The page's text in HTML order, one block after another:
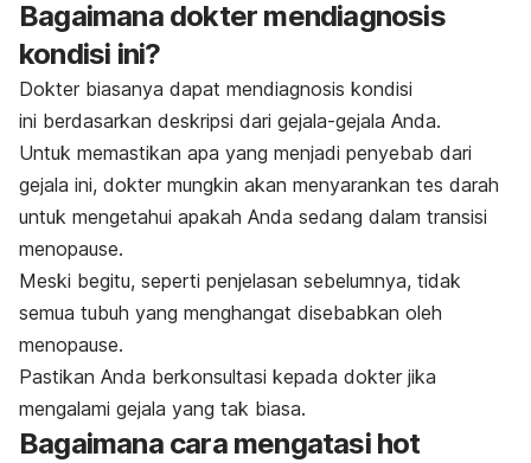
Bagaimana dokter mendiagnosis
kondisi ini?
Dokter biasanya dapat mendiagnosis kondisi
ini berdasarkan deskripsi dari gejala-gejala Anda.
Untuk memastikan apa yang menjadi penyebab dari
gejala ini, dokter mungkin akan menyarankan tes darah
untuk mengetahui apakah Anda sedang dalam transisi
menopause.
Meski begitu, seperti penjelasan sebelumnya, tidak
semua tubuh yang menghangat disebabkan oleh
menopause.
Pastikan Anda berkonsultasi kepada dokter jika
mengalami gejala yang tak biasa.
Bagaimana cara mengatasi hot